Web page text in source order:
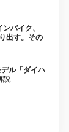
バイク、
出す。その
ル「ダイハ
説